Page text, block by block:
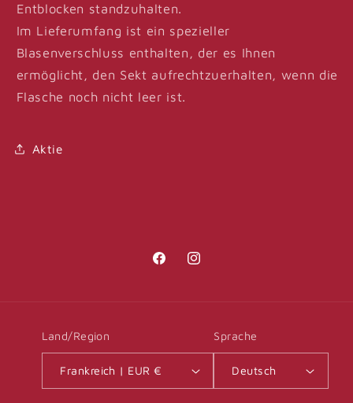
Entblocken standzuhalten.
Im Lieferumfang ist ein spezieller
Blasenverschluss enthalten, der es Ihnen
ermöglicht, den Sekt aufrechtzuerhalten, wenn die
Flasche noch nicht leer ist.
Aktie
FacebookInstagram
Land/Region
Frankreich | EUR €
Sprache
Deutsch